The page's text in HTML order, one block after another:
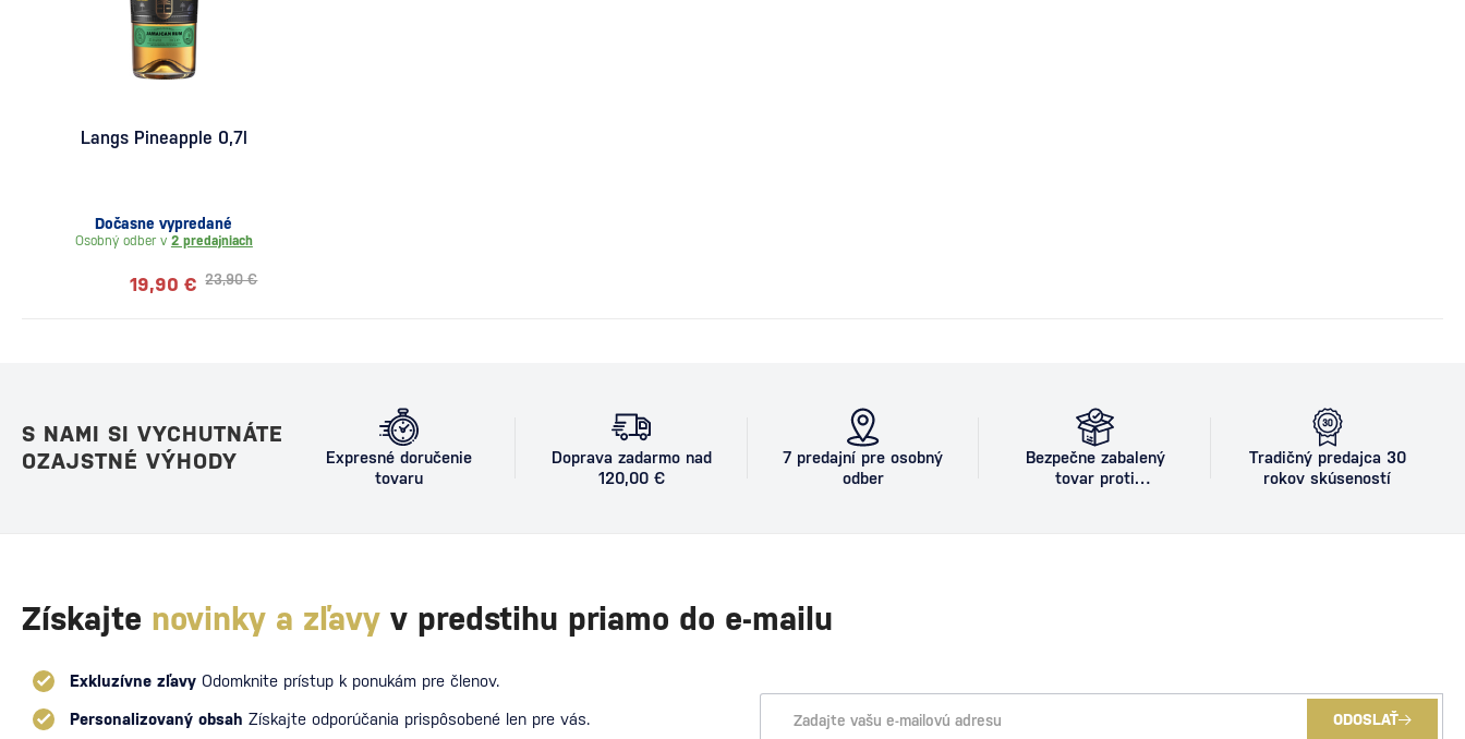
Langs Pineapple 0,7l
Dočasne vypredané
Osobný odber v 2 predajniach
23,90 €
19,90 €
S NAMI SI VYCHUTNÁTE
OZAJSTNÉ VÝHODY
Expresné doručenie
tovaru
Doprava zadarmo nad
120,00 €
7 predajní pre osobný
odber
Bezpečne zabalený
tovar proti
Tradičný predajca 30
rokov skúseností
Získajte novinky a zľavy v predstihu priamo do e-mailu
Exkluzívne zľavy Odomknite prístup k ponukám pre členov.
Personalizovaný obsah Získajte odporúčania prispôsobené len pre vás. ODOSLAŤ